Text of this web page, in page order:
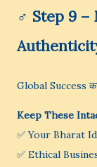
‍♂️ Step 9 –
Global Success
Keep These
✅ Your Bharat
✅ Ethical